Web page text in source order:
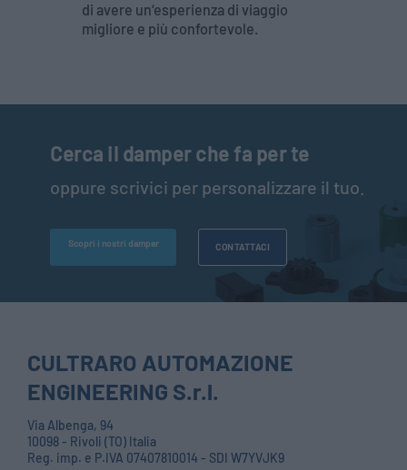
di avere un‘esperienza di viaggio
migliore e più confortevole.
Cerca il damper che fa per te
oppure scrivici per personalizzare il tuo.
Scopri i nostri damper CONTATTACI
CULTRARO AUTOMAZIONE
ENGINEERING S.r.l.
Via Albenga, 94
10098 - Rivoli (TO) Italia
Reg. imp. e P.IVA 07407810014 - SDI W7YVJK9